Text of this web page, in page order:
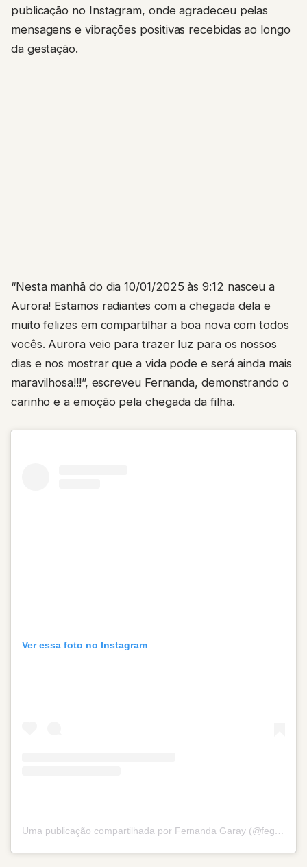
publicação no Instagram, onde agradeceu pelas
mensagens e vibrações positivas recebidas ao longo
da gestação.
“Nesta manhã do dia 10/01/2025 às 9:12 nasceu a
Aurora! Estamos radiantes com a chegada dela e
muito felizes em compartilhar a boa nova com todos
vocês. Aurora veio para trazer luz para os nossos
dias e nos mostrar que a vida pode e será ainda mais
maravilhosa!!!”, escreveu Fernanda, demonstrando o
carinho e a emoção pela chegada da filha.
Ver essa foto no Instagram
Uma publicação compartilhada por Fernanda Garay (@fegaray)